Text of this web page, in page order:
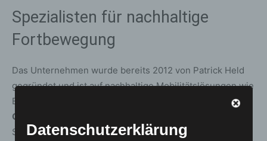
Spezialisten für nachhaltige
Fortbewegung
Das Unternehmen wurde bereits 2012 von Patrick Held
gegründet und ist auf nachhaltige Mobilitätslösungen wie
E-Bikes, Lastenräder und Spezialfahrräder spezialisiert.
GreenBike-Shop
Spezialisten für nachhaltige Fortbewegung. Mit einem
Datenschutzerklärung